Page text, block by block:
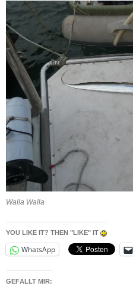
Walla Walla
YOU LIKE IT? THEN "LIKE" IT
WhatsApp
GEFÄLLT MIR: